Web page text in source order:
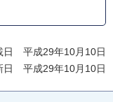
日 平成29年10月10日
日 平成29年10月10日